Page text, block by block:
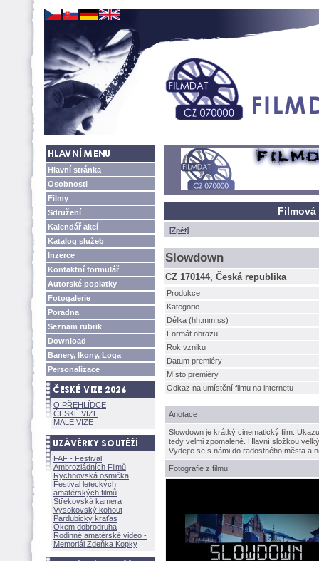
Hlavní stránka
Osobnosti
Filmy
Sdružení
Kalendář akcí
Katalog služeb
Inzerce
Kontaktní formulář
Autorské poplatky
Fotogalerie
Poradna
Seznam rubrik
Download
Banery, Ikony, Loga
Personalizace
O PŘEHLÍDCE
ČESKÉ VIZE
MALÉ VIZE
FAF - Festival
Ambroziádních Filmů
Rychnovská osmička
Festival leteckých
amatérských filmů
Střekovská kamera
Vysokovský kohout
Pardubický kraťas
Okem dobrodruha
Rodinné amatérské video -
Memoriál Zdeňka Kopky
Filmová
[Zpět]
Slowdown
CZ 170144, Česká republika
Produkce
Kategorie
Délka (hh:mm:ss)
Formát obrazu
Rok vzniku
Datum premiéry
Místo premiéry
Odkaz na umístění filmu na internetu
Anotace
Slowdown je krátký cinematický film.
tedy velmi zpomaleně. Hlavní složkou
Vydejte se s námi do radostného města a
Fotografie z filmu